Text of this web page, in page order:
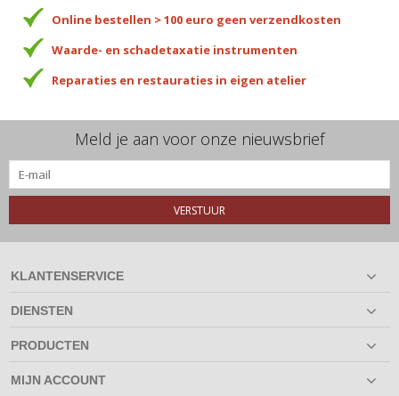
Online bestellen > 100 euro geen verzendkosten
Waarde- en schadetaxatie instrumenten
Reparaties en restauraties in eigen atelier
Meld je aan voor onze nieuwsbrief
VERSTUUR
KLANTENSERVICE
DIENSTEN
PRODUCTEN
MIJN ACCOUNT